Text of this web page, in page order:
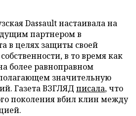
Dassault настаивала на
партнером в
в целях защиты своей
в то время как
более равноправном
значительную
Газета ВЗГЛЯД писала, что
поколения вбил клин между